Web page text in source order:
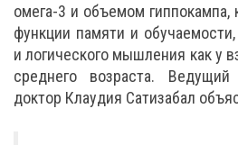
омега-3 и объемом гиппокампа,
функции памяти и
и логического мышления как у
среднего возраста.
доктор Клаудия Сатизабал